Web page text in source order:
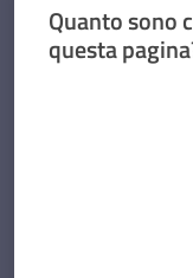
Quanto sono
questa